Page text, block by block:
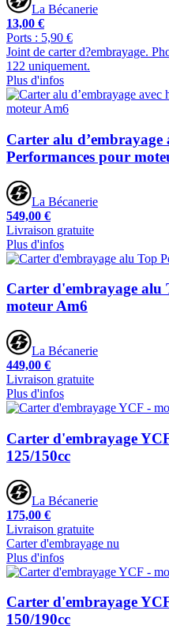
La Bécanerie
13,00 €
Ports : 5,90 €
Joint de carter d?embrayage.
122 uniquement.
Plus d'infos
Carter alu d’embrayage
Performances pour
La Bécanerie
549,00 €
Livraison gratuite
Plus d'infos
Carter d'embrayage
moteur Am6
La Bécanerie
449,00 €
Livraison gratuite
Plus d'infos
Carter d'embrayage
125/150cc
La Bécanerie
175,00 €
Livraison gratuite
Carter d'embrayage nu
Plus d'infos
Carter d'embrayage
150/190cc